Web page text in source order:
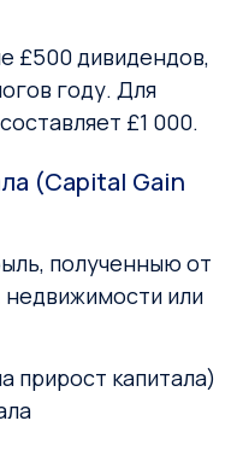
£500 дивидендов,
году. Для
£1 000.
(Capital Gain
полученныю от
недвижимости или
прирост капитала)